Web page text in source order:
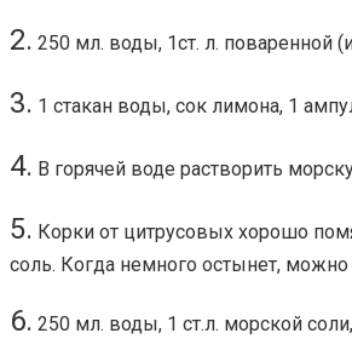
2. 250 мл. воды, 1ст. л. поваренной
3. 1 стакан воды, сок лимона, 1
4. В горячей воде растворить
5. Корки от цитрусовых хорошо
соль. Когда немного остынет, можно
6. 250 мл. воды, 1 ст.л. морской